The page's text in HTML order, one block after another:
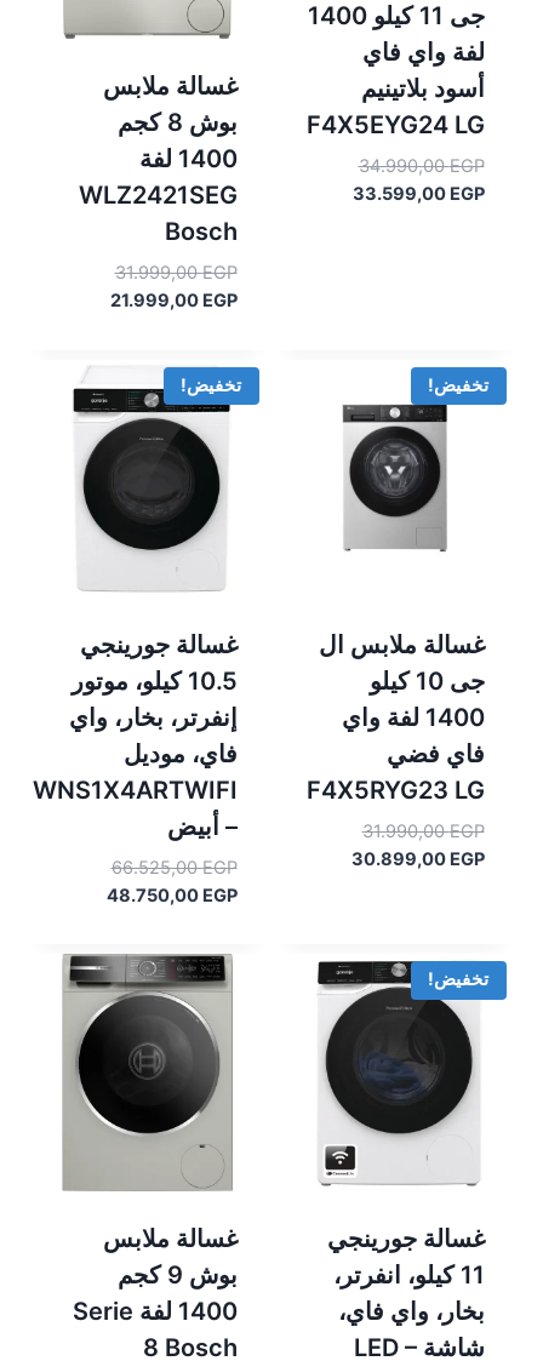
جى 11 كيلو 1400
لفة واي فاي
أسود بلاتينيم
F4X5EYG24 LG
34.990,00EGP
السعر
الأصلي33.599,00 EGP
السعر
غسالة ملابس
بوش 8 كجم
1400 لفة
WLZ2421SEG
Bosch
31.999,00EGP
السعر
الأصلي21.999,00 EGP
السعر
21.999,00 EGP.
تخفيض!
غسالة ملابس ال
جى 10 كيلو
1400 لفة واي
فاي فضي
F4X5RYG23 LG
31.990,00EGP
السعر
الأصلي30.899,00 EGP
السعر
تخفيض!
غسالة جورينجي
10.5 كيلو، موتور
إنفرتر، بخار، واي
فاي، موديل
WNS1X4ARTWIFI
– أبيض
66.525,00EGP
السعر
الأصلي
66.525,00 EGP.
48.750,00 EGP
السعر
هو:
48.750,00 EGP.
تخفيض!
غسالة جورينجي
11 كيلو، انفرتر،
بخار، واي فاي،
شاشة LED –
غسالة ملابس
بوش 9 كجم
1400 لفة Serie
8 Bosch